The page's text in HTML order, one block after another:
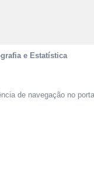
e Estatística
de navegação no